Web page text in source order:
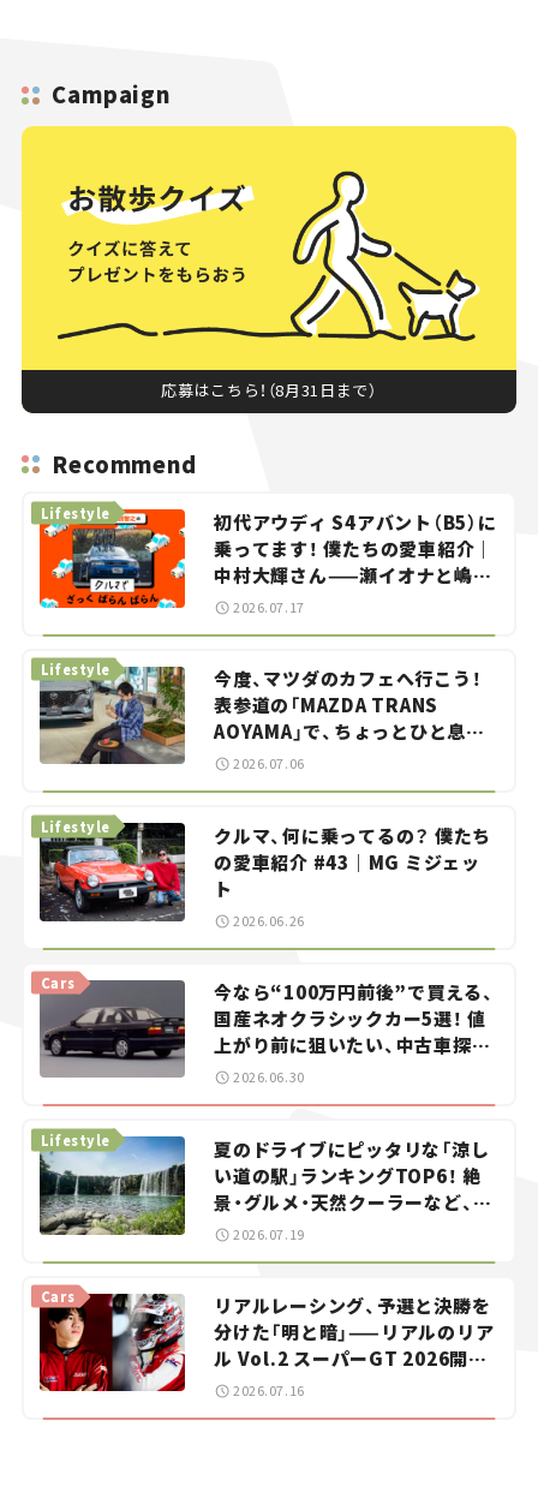
Campaign
応募はこちら！（8月31日まで）
Recommend
初代アウディ S4アバント（B5）に
乗ってます！ 僕たちの愛車紹介｜
中村大輝さん——瀬イオナと嶋田
智之の「クルマでざっくばらんば
Lifestyle
2026.07.17
今度、マツダのカフェへ行こう！
表参道の「MAZDA TRANS
AOYAMA」で、ちょっとひと息。
——連載｜CCGとクルマでどうす
る？＜第13回＞
Lifestyle
2026.07.06
クルマ、何に乗ってるの？ 僕たち
の愛車紹介 #43｜MG ミジェッ
ト
Lifestyle
2026.06.26
今なら“100万円前後”で買える、
国産ネオクラシックカー5選！ 値
上がり前に狙いたい、中古車探し
をお手伝い――ちょっとイケてるマ
イカー選び #02
Cars
2026.06.30
夏のドライブにピッタリな「涼し
い道の駅」ランキングTOP6！ 絶
景・グルメ・天然クーラーなど、避
暑におすすめのスポットを紹介
Lifestyle
2026.07.19
リアルレーシング、予選と決勝を
分けた「明と暗」——リアルのリア
ル Vol.2 スーパーGT 2026開幕
戦 岡山国際サーキット
Cars
2026.07.16